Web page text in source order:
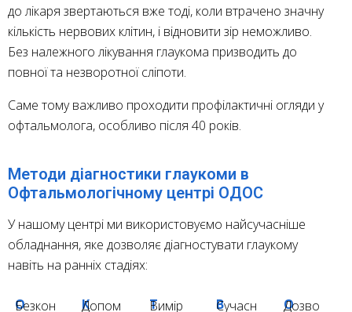
до лікаря звертаються вже тоді, коли втрачено значну
кількість нервових клітин, і відновити зір неможливо.
Без належного лікування глаукома призводить до
повної та незворотної сліпоти.
Саме тому важливо проходити профілактичні огляди у
офтальмолога, особливо після 40 років.
Методи діагностики глаукоми в
Офтальмологічному центрі ОДОС
У нашому центрі ми використовуємо найсучасніше
обладнання, яке дозволяє діагностувати глаукому
навіть на ранніх стадіях:
О
Безкон
К
Допом
Т
Вимір
В
Сучасн
О
Дозво